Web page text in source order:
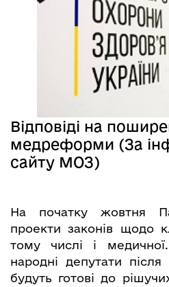
Відповіді на
медреформи (За
сайту МОЗ)
На початку жовтня
проекти законів щодо
тому числі і
народні депутати після
будуть готові до